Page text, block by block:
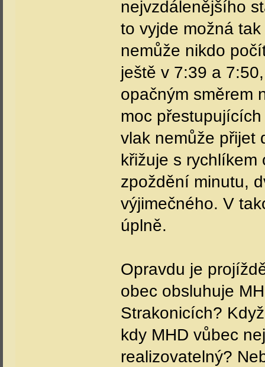
nejvzdálenějšího
to vyjde možná
nemůže nikdo
ještě v 7:39 a
opačným směrem
moc
vlak nemůže přijet
křižuje s rychlíkem
zpoždění minutu,
výjimečného. V
úplně.
Opravdu je
obec obsluhuje
Strakonicích?
kdy MHD vůbec
realizovatelný?